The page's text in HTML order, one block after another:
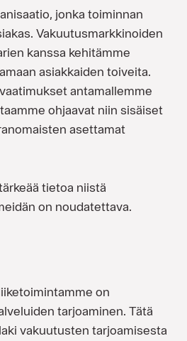
jonka toiminnan
Vakuutusmarkkinoiden
kanssa kehitämme
asiakkaiden toiveita.
antamallemme
ohjaavat niin sisäiset
asettamat
tietoa niistä
on noudatettava.
on
tarjoaminen. Tätä
vakuutusten tarjoamisesta